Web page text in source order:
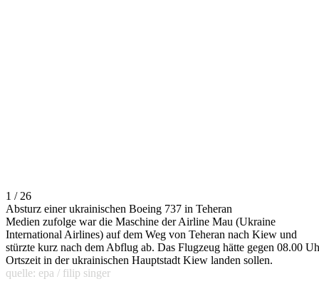
1 / 26
Absturz einer ukrainischen Boeing 737 in Teheran
Medien zufolge war die Maschine der Airline Mau (Ukraine
International Airlines) auf dem Weg von Teheran nach Kiew und
stürzte kurz nach dem Abflug ab. Das Flugzeug hätte gegen 08.00
Ortszeit in der ukrainischen Hauptstadt Kiew landen sollen.
quelle: epa / filip singer